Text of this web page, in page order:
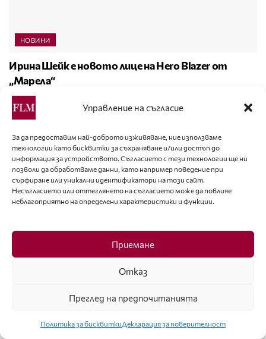
Управление на съгласие
За да предоставим най-доброто изживяване, ние използваме
технологии като бисквитки за съхраняване и/или достъп до
информация за устройството. Съгласието с тези технологии ще ни
позволи да обработваме данни, като например поведение при
сърфиране или уникални идентификатори на този сайт.
Несъгласието или оттеглянето на съгласието може да повлияе
неблагоприятно на определени характеристики и функции.
Приемане
Отказ
Преглед на предпочитанията
Политика за бисквиткиДекларация за поверителност
НОВИНИ
Ирина Шейк е новото лице на Hero Blazer от
„Марела“
Трейси Нгуен ще ръководи глобалната